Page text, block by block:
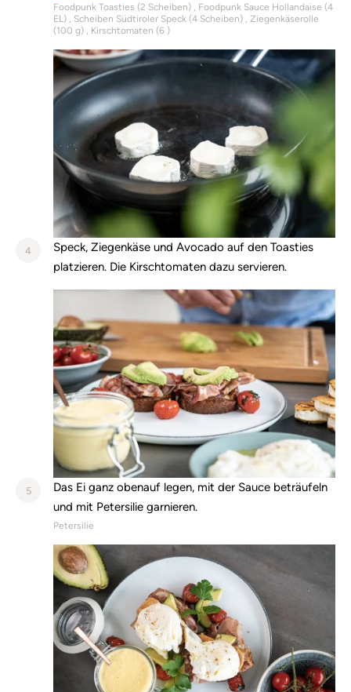
Foodpunk Toasties (2 Scheiben) Foodpunk Sauce Hollandaise (4
EL)
Scheiben Südtiroler Speck (4 Scheiben)
Ziegenkäserolle
(100 g) Kirschtomaten (6 )
4
Speck, Ziegenkäse und Avocado auf den Toasties
platzieren. Die Kirschtomaten dazu servieren.
5
Das Ei ganz obenauf legen, mit der Sauce beträufeln
und mit Petersilie garnieren.
Petersilie